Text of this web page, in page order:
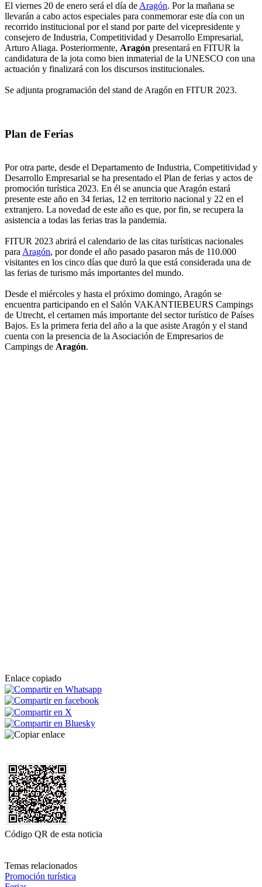
El viernes 20 de enero será el día de Aragón. Por la mañana se
llevarán a cabo actos especiales para conmemorar este día con un
recorrido institucional por el stand por parte del vicepresidente y
consejero de Industria, Competitividad y Desarrollo Empresarial,
Arturo Aliaga. Posteriormente, Aragón presentará en FITUR la
candidatura de la jota como bien inmaterial de la UNESCO con una
actuación y finalizará con los discursos institucionales.
Se adjunta programación del stand de Aragón en FITUR 2023.
Plan de Ferias
Por otra parte, desde el Departamento de Industria, Competitividad y
Desarrollo Empresarial se ha presentado el Plan de ferias y actos de
promoción turística 2023. En él se anuncia que Aragón estará
presente este año en 34 ferias, 12 en territorio nacional y 22 en el
extranjero. La novedad de este año es que, por fin, se recupera la
asistencia a todas las ferias tras la pandemia.
FITUR 2023 abrirá el calendario de las citas turísticas nacionales
para Aragón, por donde el año pasado pasaron más de 110.000
visitantes en los cinco días que duró la que está considerada una de
las ferias de turismo más importantes del mundo.
Desde el miércoles y hasta el próximo domingo, Aragón se
encuentra participando en el Salón VAKANTIEBEURS Campings
de Utrecht, el certamen más importante del sector turístico de Países
Bajos. Es la primera feria del año a la que asiste Aragón y el stand
cuenta con la presencia de la Asociación de Empresarios de
Campings de Aragón.
Enlace copiado
Código QR de esta noticia
Temas relacionados
Promoción turística